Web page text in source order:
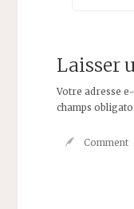
Laisser
Votre adresse
champs